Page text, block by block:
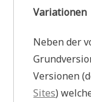
Variationen
Neben der
Versionen
Sites)